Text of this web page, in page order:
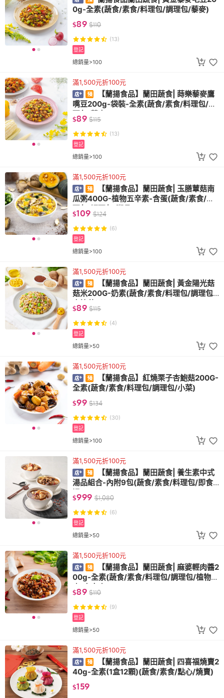
0g-全素(蔬食/素食/料理包/調理包/藜麥)
$89 $110
(13)
總銷量>100
登記
滿1,500元折100元
【蘭揚食品】蘭田蔬食| 蒔樂藜麥鷹
嘴豆200g-袋裝-全素(蔬食/素食/料理包/調
理包/藜麥)
$89 $115
(13)
總銷量>100
登記
滿1,500元折100元
【蘭揚食品】蘭田蔬食| 玉膳蕈菇南
瓜粥400G-植物五辛素-含蛋(蔬食/素食/料
理包/調理包/粥品)
$109 $124
(6)
總銷量>100
登記
滿1,500元折100元
【蘭揚食品】蘭田蔬食| 黃金陽光菇
菇米200G-奶素(蔬食/素食/料理包/調理包/
杏鮑菇)
$89 $115
(4)
總銷量>50
登記
滿1,500元折100元
【蘭揚食品】紅燒栗子杏鮑菇200G-
全素(蔬食/素食/料理包/調理包/小菜)
$99 $134
(30)
總銷量>100
登記
滿1,500元折100元
【蘭揚食品】蘭田蔬食| 養生素中式
湯品組合-內附9包(蔬食/素食/料理包/即食/
湯)
$999 $1,080
(6)
總銷量>50
登記
滿1,500元折100元
【蘭揚食品】蘭田蔬食| 麻婆輕肉醬2
00g-全素(蔬食/素食/料理包/調理包/植物
肉/未來肉)
$89 $110
(9)
總銷量>50
登記
滿1,500元折100元
【蘭揚食品】蘭田蔬食| 四喜福燒賣2
40g-全素(1盒12顆)(蔬食/素食/點心/燒賣)
$159